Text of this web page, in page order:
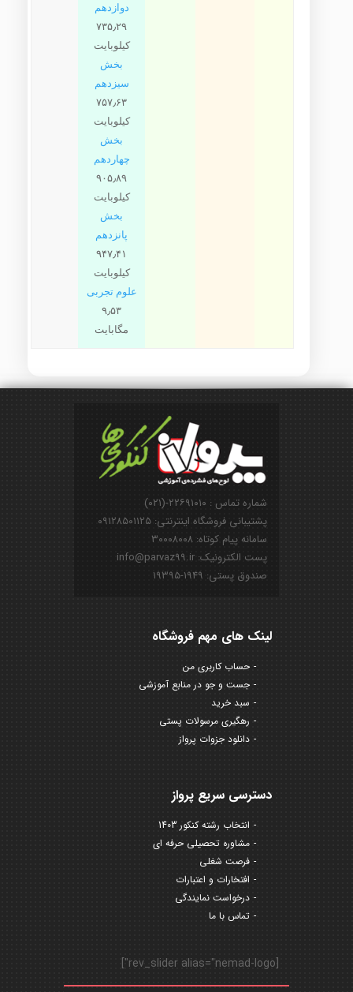
دوازدهم
۷۳۵٫۲۹
کیلوبایت
بخش
سیزدهم
۷۵۷٫۶۳
کیلوبایت
بخش
چهاردهم
۹۰۵٫۸۹
کیلوبایت
بخش
پانزدهم
۹۴۷٫۴۱
کیلوبایت
علوم تجربی
۹٫۵۳
مگابایت
شماره تماس : ۲۲۶۹۱۰۱۰-(۰۲۱)
پشتیبانی فروشگاه اینترنتی: ۰۹۱۲۸۵۰۱۱۲۵
سامانه پیام کوتاه: ۳۰۰۰۸۰۰۸
پست الکترونیک: info@parvaz99.ir
صندوق پستی: ۱۹۴۹-۱۹۳۹۵
لینک های مهم فروشگاه
حساب کاربری من
جست و جو در منابع آموزشی
سبد خرید
رهگیری مرسولات پستی
دانلود جزوات پرواز
دسترسی سریع پرواز
انتخاب رشته کنکور 1403
مشاوره تحصیلی حرفه ای
فرصت شغلی
افتخارات و اعتبارات
درخواست نمایندگی
تماس با ما
[rev_slider alias="nemad-logo"]